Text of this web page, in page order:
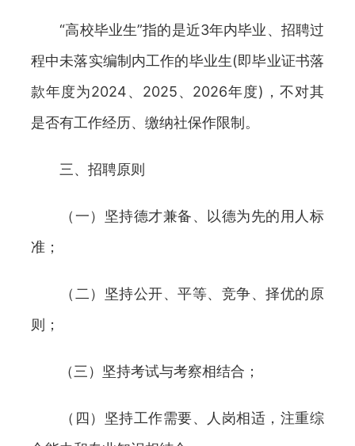
“高校毕业生”指的是近3年内毕业、招聘过
程中未落实编制内工作的毕业生(即毕业证书落
款年度为2024、2025、2026年度)，不对其
是否有工作经历、缴纳社保作限制。
三、招聘原则
（一）坚持德才兼备、以德为先的用人标
准；
（二）坚持公开、平等、竞争、择优的原
则；
（三）坚持考试与考察相结合；
（四）坚持工作需要、人岗相适，注重综